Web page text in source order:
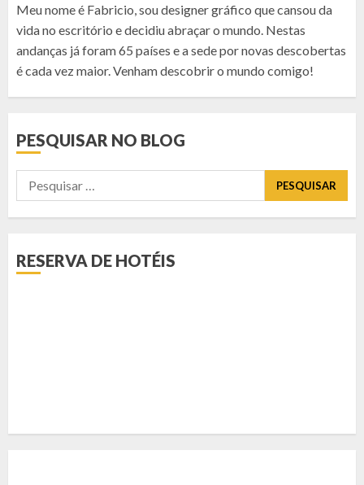
Meu nome é Fabricio, sou designer gráfico que cansou da
vida no escritório e decidiu abraçar o mundo. Nestas
andanças já foram 65 países e a sede por novas descobertas
é cada vez maior. Venham descobrir o mundo comigo!
PESQUISAR NO BLOG
Pesquisar
por:
RESERVA DE HOTÉIS